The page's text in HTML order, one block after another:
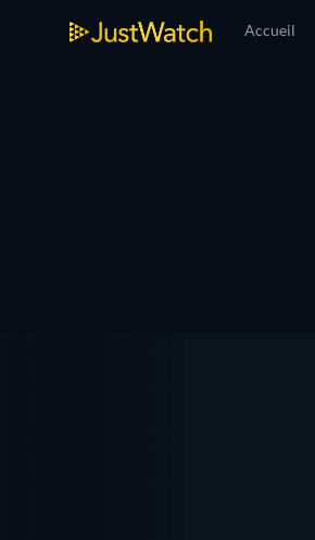
Accueil